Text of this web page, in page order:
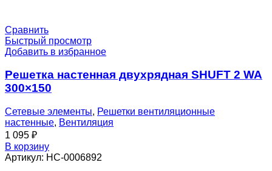
Сравнить
Быстрый просмотр
Добавить в избранное
Решетка настенная двухрядная SHUFT 2 WA
300×150
Сетевые элементы, Решетки вентиляционные
настенные, Вентиляция
1 095 ₽
В корзину
Артикул: НС-0006892